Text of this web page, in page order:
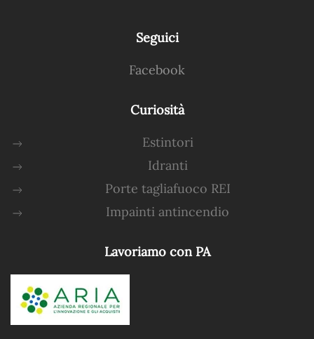
Seguici
Facebook
Curiosità
Estintori
Idranti
Porte tagliafuoco REI
Impainti antincendio
Lavoriamo con PA